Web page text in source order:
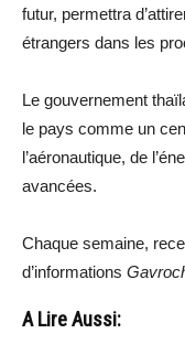
futur, permettra
étrangers dans les
Le gouvernement
le pays comme un
l’aéronautique, de
avancées.
Chaque semaine,
d’informations
A Lire Aussi: